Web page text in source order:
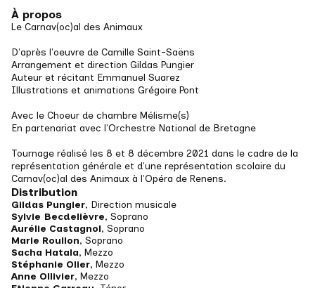
À propos
Le Carnav(oc)al des Animaux
D'après l'oeuvre de Camille Saint-Saëns
Arrangement et direction Gildas Pungier
Auteur et récitant Emmanuel Suarez
Illustrations et animations Grégoire Pont
Avec le Choeur de chambre Mélisme(s)
En partenariat avec l'Orchestre National de Bretagne
Tournage réalisé les 8 et 8 décembre 2021 dans le cadre de la
représentation générale et d'une représentation scolaire du
Carnav(oc)al des Animaux à l'Opéra de Renens.
Distribution
Gildas Pungier, Direction musicale
Sylvie Becdelièvre, Soprano
Aurélie Castagnol, Soprano
Marie Roullon, Soprano
Sacha Hatala, Mezzo
Stéphanie Olier, Mezzo
Anne Ollivier, Mezzo